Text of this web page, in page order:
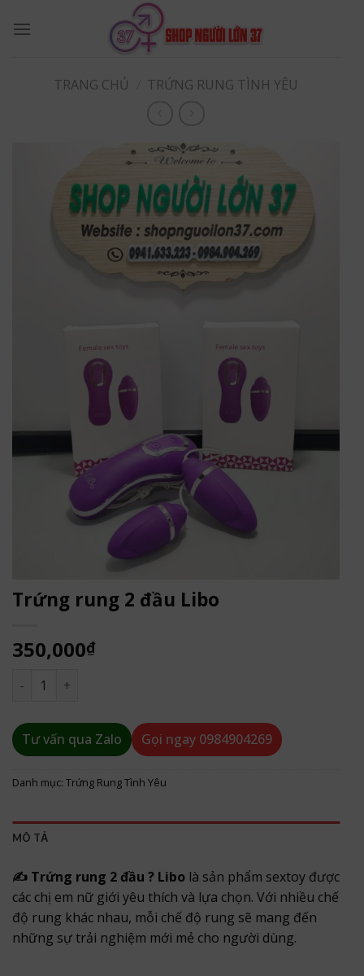
TRANG CHỦ
TRỨNG RUNG TÌNH YÊU
Trứng rung 2 đầu Libo
350,000₫
Trứng rung 2 đầu Libo số lượng
Tư vấn qua Zalo Gọi ngay 0984904269
Danh mục: Trứng Rung Tình Yêu
MÔ TẢ
✍ Trứng rung 2 đầu ? Libo là sản phẩm sextoy được
các chị em nữ giới yêu thích và lựa chọn. Với nhiều chế
độ rung khác nhau, mỗi chế độ rung sẽ mang đến
những sự trải nghiệm mới mẻ cho người dùng.